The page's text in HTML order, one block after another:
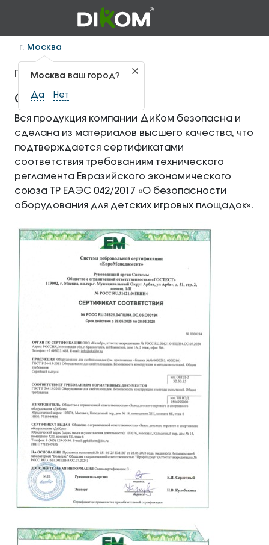
г. Москва
Москва ваш город?
Да Нет
Главная — Сертификаты
Сертификаты
Вся продукция компании ДиКом безопасна и
сделана из материалов высшего качества, что
подтверждается сертификатами
соответствия требованиям технического
регламента Евразийского экономического
союза ТР ЕАЭС 042/2017 «О безопасности
оборудования для детских игровых площадок».